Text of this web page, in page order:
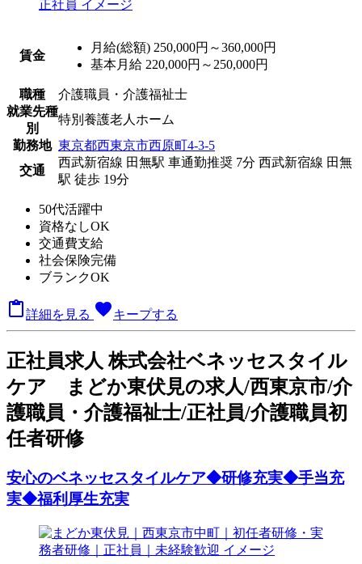
賃金
月給(総額) 250,000円～360,000円
基本月給 220,000円～250,000円
職種
介護職員・介護福祉士
就業先種
別
特別養護老人ホーム
勤務地 東京都西東京市西原町4-3-5
交通
西武新宿線 田無駅 車通勤推奨 7分 西武新宿線 田無
駅 徒歩 19分
50代活躍中
資格なしOK
交通費支給
社会保険完備
ブランクOK
 詳細を見る favoriteキープする
正社員求人 株式会社ベネッセスタイル
ケア まどか東伏見の求人/西東京市/介
護職員・介護福祉士/正社員/介護職員初
任者研修
安心のベネッセスタイルケア◆研修充実◆手当充
実◆福利厚生充実